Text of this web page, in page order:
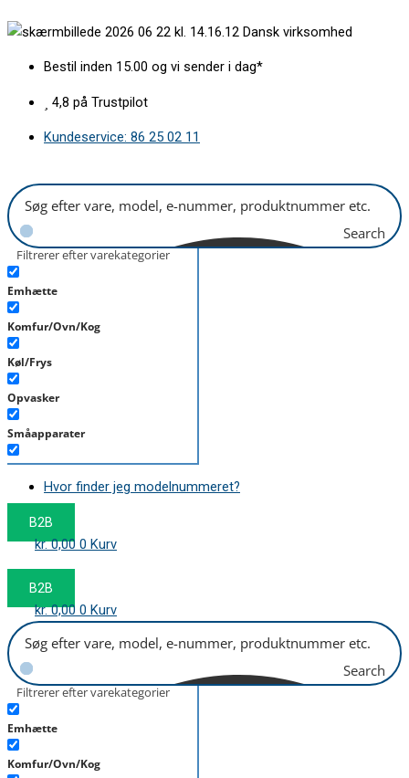
til
Dansk virksomhed
Bestil inden 15.00 og vi sender i dag*
4,8 på Trustpilot
Kundeservice: 86 25 02 11
Search
Filtrerer efter varekategorier
Emhætte
Komfur/Ovn/Kog
Køl/Frys
Opvasker
Småapparater
Støvsuger
Tørretumbler
Tilbehør/Plejemidler
Hvor finder jeg modelnummeret?
B2B
kr.0,00 0 Kurv
B2B
kr.0,00 0 Kurv
Search
Filtrerer efter varekategorier
Emhætte
Komfur/Ovn/Kog
lige
antal